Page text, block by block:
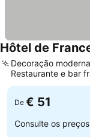
Hôtel de
Decoração
Restaurante e bar
De € 51
Consulte os